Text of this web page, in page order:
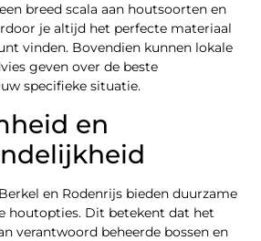
breed scala aan houtsoorten en
je altijd het perfecte materiaal
vinden. Bovendien kunnen lokale
geven over de beste
specifieke situatie.
en
en Rodenrijs bieden duurzame
houtopties. Dit betekent dat het
verantwoord beheerde bossen en